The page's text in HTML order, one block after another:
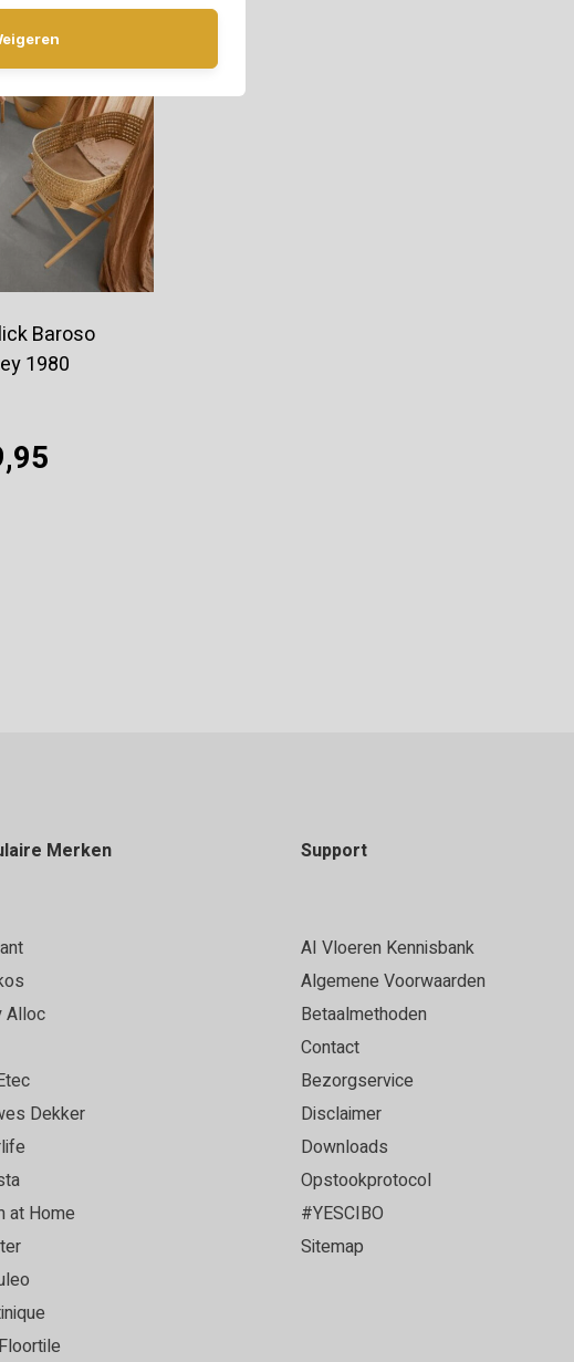
Baroso
1980
Merken
Alloc
Dekker
at Home
Support
AI Vloeren Kennisbank
Algemene Voorwaarden
Betaalmethoden
Contact
Bezorgservice
Disclaimer
Downloads
Opstookprotocol
#YESCIBO
Sitemap